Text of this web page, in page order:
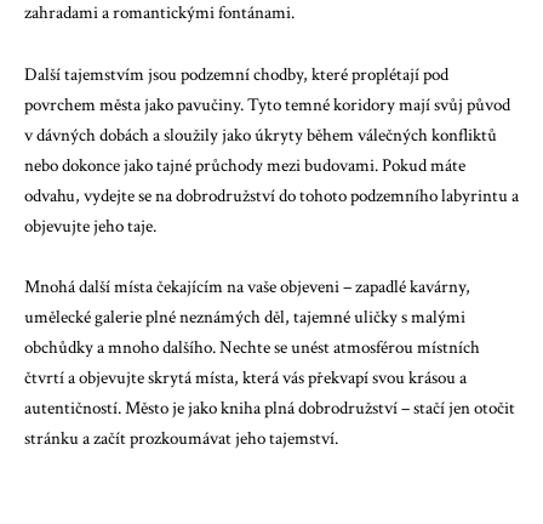
zahradami a romantickými fontánami.
Další tajemstvím jsou podzemní chodby, které proplétají pod
povrchem města jako pavučiny. Tyto temné koridory mají svůj původ
v dávných dobách a sloužily jako úkryty během válečných konfliktů
nebo dokonce jako tajné průchody mezi budovami. Pokud máte
odvahu, vydejte se na dobrodružství do tohoto podzemního labyrintu a
objevujte jeho taje.
Mnohá další místa čekajícím na vaše objeveni – zapadlé kavárny,
umělecké galerie plné neznámých děl, tajemné uličky s malými
obchůdky a mnoho dalšího. Nechte se unést atmosférou místních
čtvrtí a objevujte skrytá místa, která vás překvapí svou krásou a
autentičností. Město je jako kniha plná dobrodružství – stačí jen otočit
stránku a začít prozkoumávat jeho tajemství.